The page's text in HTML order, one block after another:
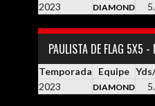
2023
DIAMOND
PAULISTA DE FLAG 5X5 -
Temporada Equipe
2023
DIAMOND